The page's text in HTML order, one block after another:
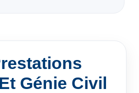
Génie Civil